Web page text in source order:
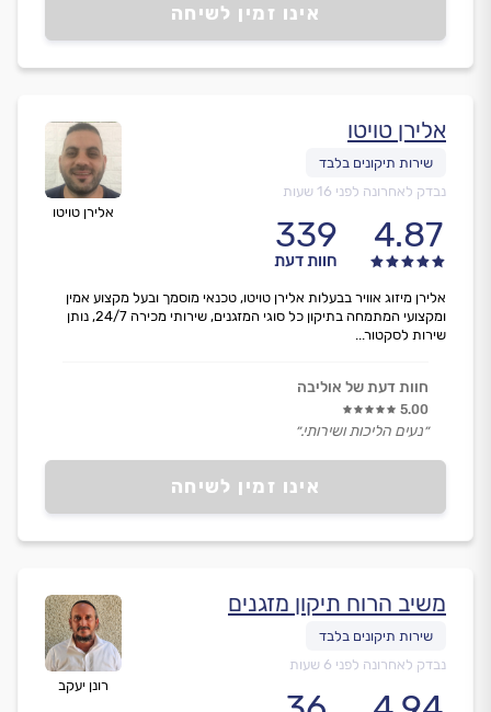
אינו זמין לשיחה
אלירן טויטו
אלירן טויטו
נבדק לאחרונה לפני 16 שעות
4.87
339
חוות דעת
אינו זמין לשיחה
אלירן מיזוג אוויר בבעלות אלירן טויטו, טכנאי מוסמך ובעל מקצוע אמין
ומקצועי המתמחה בתיקון כל סוגי המזגנים, שירותי מכירה 24/7, נותן
שירות לסקטור...
חוות דעת של אוליבה
5.00
״נעים הליכות ושירותי.״
רונן יעקב
משיב הרוח תיקון מזגנים
נבדק לאחרונה לפני 6 שעות